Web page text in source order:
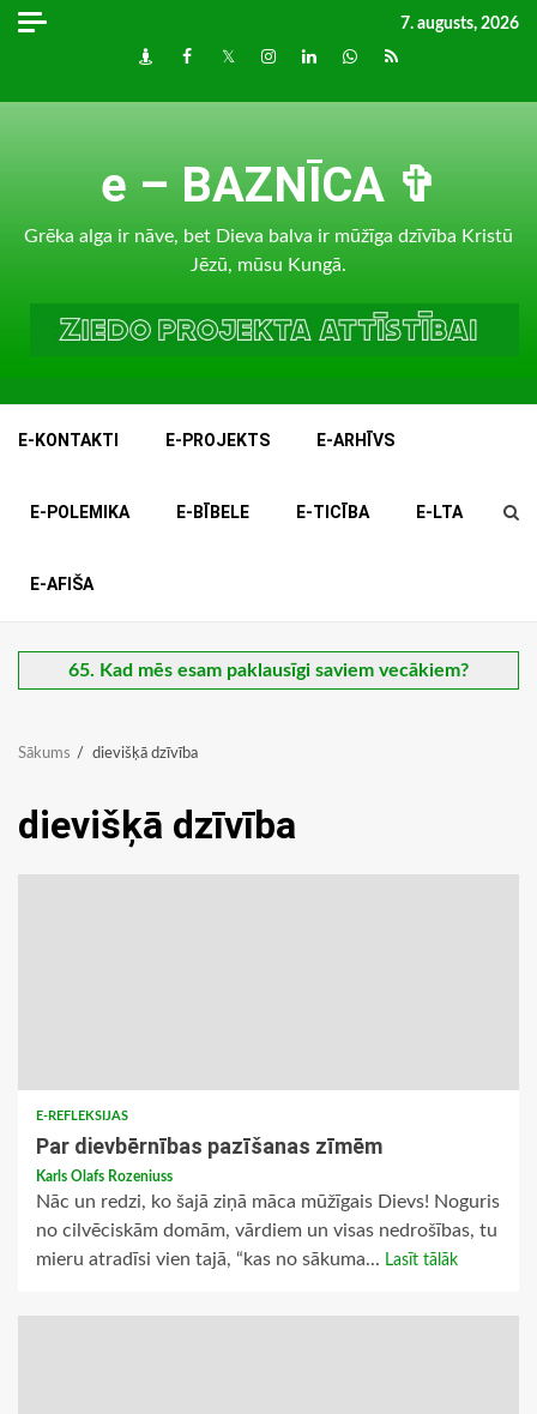
Skip
7. augusts, 2026
DraugiemFacebook
TwitterInstagram
LinkedInwhatsapp
RSS
e – BAZNĪCA ✞
Grēka alga ir nāve, bet Dieva balva ir mūžīga dzīvība Kristū
Jēzū, mūsu Kungā.
E-KONTAKTI E-PROJEKTS E-ARHĪVS
E-POLEMIKA E-BĪBELE E-TICĪBA E-LTA
E-AFIŠA
65. Kad mēs esam paklausīgi saviem vecākiem?
Sākums dievišķā dzīvība
dievišķā dzīvība
E-REFLEKSIJAS
Par dievbērnības pazīšanas zīmēm
Karls Olafs Rozeniuss
Nāc un redzi, ko šajā ziņā māca mūžīgais Dievs! Noguris
no cilvēciskām domām, vārdiem un visas nedrošības, tu
mieru atradīsi vien tajā, “kas no sākuma... Lasīt tālāk